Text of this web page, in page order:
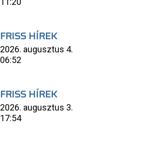
FRISS HÍREK
2026. augusztus 4.
06:52
FRISS HÍREK
2026. augusztus 3.
17:54